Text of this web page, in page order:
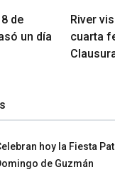
de
un día
River
cuarta
hoy la Fiesta
de Guzmán